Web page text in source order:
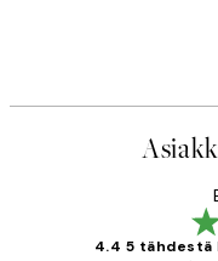
4.4 5 tähdestä